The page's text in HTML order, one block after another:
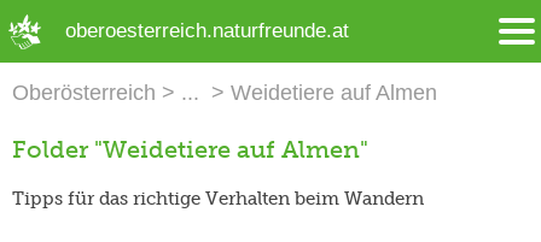
oberoesterreich.naturfreunde.at
Oberösterreich Weidetiere auf Almen
Folder "Weidetiere auf Almen"
Tipps für das richtige Verhalten beim Wandern